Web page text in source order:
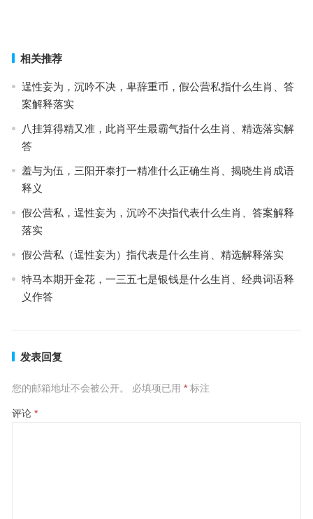
相关推荐
逞性妄为，沉吟不决，卑辞重币，假公营私指什么生肖、答
案解释落实
八挂算得精又准，此肖平生最霸气指什么生肖、精选落实解
答
羞与为伍，三阳开泰打一精准什么正确生肖、揭晓生肖成语
释义
假公营私，逞性妄为，沉吟不决指代表什么生肖、答案解释
落实
假公营私（逞性妄为）指代表是什么生肖、精选解释落实
特马本期开金花，一三五七是银钱是什么生肖、经典词语释
义作答
发表回复
您的邮箱地址不会被公开。 必填项已用 *标注
评论 *